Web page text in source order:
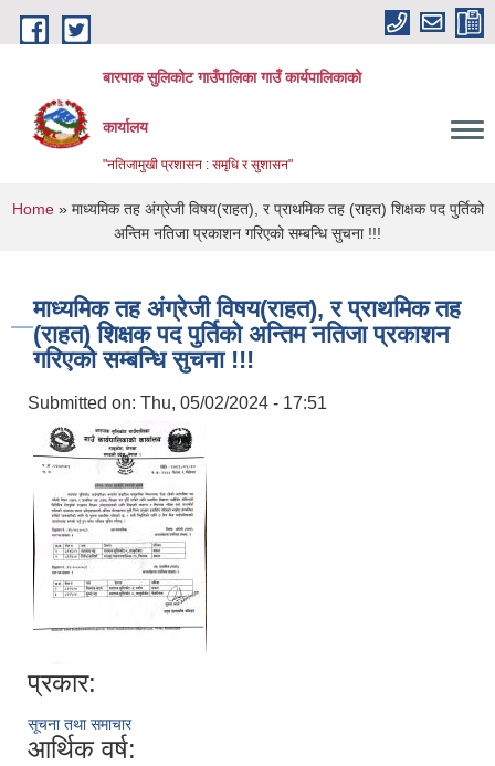
Skip to main content
बारपाक सुलिकोट गाउँपालिका गाउँ कार्यपालिकाको
कार्यालय
"नतिजामुखी प्रशासन : समृधि र सुशासन"
You are here
Home» माध्यमिक तह अंग्रेजी विषय(राहत), र प्राथमिक तह (राहत) शिक्षक पद पुर्तिको
अन्तिम नतिजा प्रकाशन गरिएको सम्बन्धि सुचना !!!
माध्यमिक तह अंग्रेजी विषय(राहत), र प्राथमिक तह
(राहत) शिक्षक पद पुर्तिको अन्तिम नतिजा प्रकाशन
गरिएको सम्बन्धि सुचना !!!
Submitted on: Thu, 05/02/2024 - 17:51
प्रकार:
सूचना तथा समाचार
आर्थिक वर्ष: